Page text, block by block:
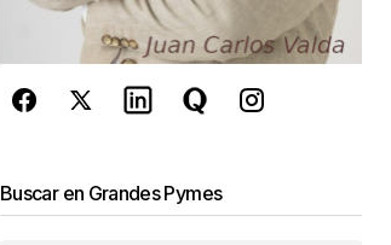
Buscar en Grandes Pymes